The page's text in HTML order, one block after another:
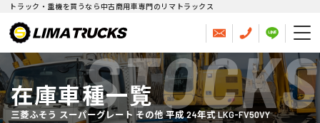
トラック・重機を買うなら中古商用車専門のリマトラックス
在庫車種一覧
三菱ふそう スーパーグレート その他 平成 24年式 LKG-FV50VY
STOCKS